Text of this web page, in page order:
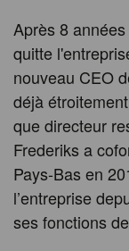
Après 8
quitte
nouveau CEO
déjà
que directeur
Frederiks a
Pays-Bas en
l’entreprise
ses fonctions